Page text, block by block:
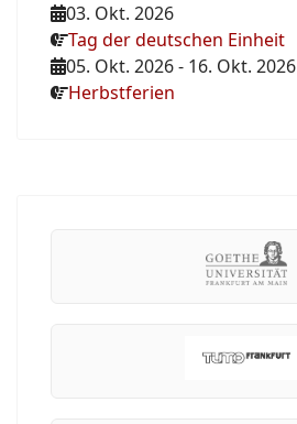
03. Okt. 2026
Tag der deutschen Einheit
05. Okt. 2026- 16. Okt. 2026
Herbstferien